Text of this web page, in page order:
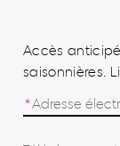
Accès
saisonnières.